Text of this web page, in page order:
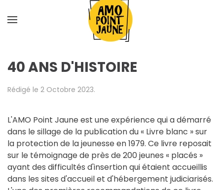
content
40 ANS D'HISTOIRE
Rédigé le 2 Octobre 2023.
L'AMO Point Jaune est une expérience qui a démarré
dans le sillage de la publication du « Livre blanc » sur
la protection de la jeunesse en 1979. Ce livre reposait
sur le témoignage de près de 200 jeunes « placés »
ayant des difficultés d'insertion qui étaient accueillis
dans les sites d'accueil et d'hébergement judiciarisés.